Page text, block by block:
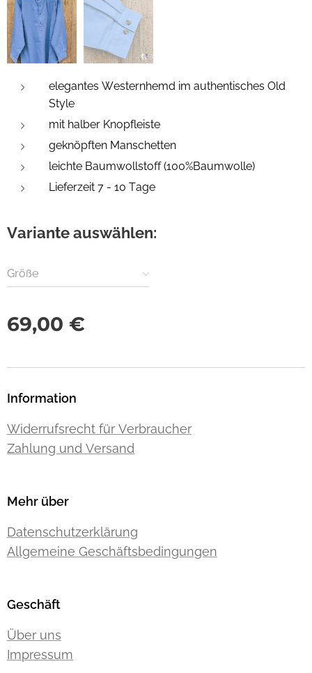
elegantes Westernhemd im authentisches Old
Style
mit halber Knopfleiste
geknöpften Manschetten
leichte Baumwollstoff (100%Baumwolle)
Lieferzeit 7 - 10 Tage
Variante auswählen:
Größe
69,00 €
Information
Widerrufsrecht für Verbraucher
Zahlung und Versand
Mehr über
Datenschutzerklärung
Allgemeine Geschäftsbedingungen
Geschäft
Über uns
Impressum